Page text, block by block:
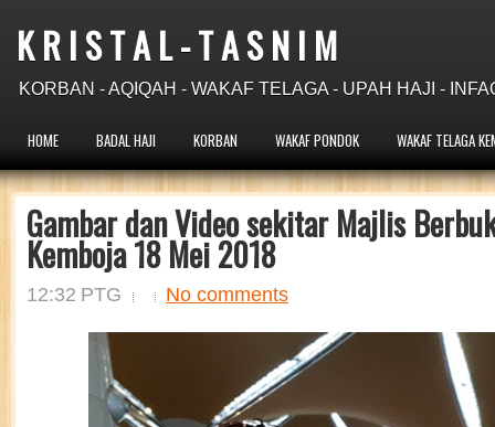
K R I S T A L - T A S N I M
KORBAN - AQIQAH - WAKAF TELAGA - UPAH HAJI -
HOME BADAL HAJI KORBAN WAKAF PONDOK WAKAF TELAGA
Gambar dan Video sekitar Majlis
Kemboja 18 Mei 2018
12:32 PTG No comments